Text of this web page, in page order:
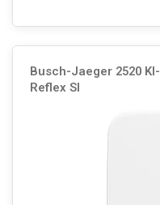
Busch-Jaeger 2520
Reflex SI